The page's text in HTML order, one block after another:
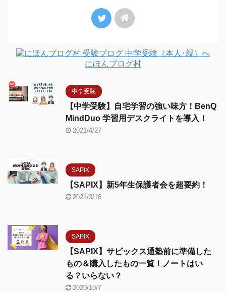
にほんブログ村
中学受験
【中学受験】自宅学習の強い味方！BenQ
MindDuo 学習用デスクライトを導入！
2021/4/27
SAPIX
【SAPIX】新5年生保護者会を超要約！
2021/3/16
SAPIX
【SAPIX】サピックス通塾前に準備した
もの＆購入したもの一覧！ノートはい
る？いらない？
2020/10/7